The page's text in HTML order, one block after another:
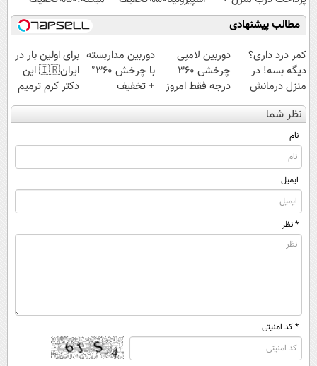
گارانتی تعویض
مطالب پیشنهادی
کمر درد داری؟
دیگه بسه! در
منزل درمانش
کن
(◀پرسش‌نامه)
دوربین لامپی
چرخشی 360
درجه فقط امروز
حراج شد🔥
پرداخت درب
دوربین مداربسته
با چرخش 360°
+ تخفیف
(ضمانت تعویض
+ پرداخت درب
برای اولین بار در
ایران🇮🇷 این
دکتر کرم ترمیم
کننده 23 روزه
ساخت!
نظر شما
نام
ایمیل
* نظر
* کد امنیتی